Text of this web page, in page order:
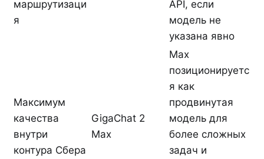
маршрутизаци
я
API, если
модель не
указана явно
Максимум
качества
внутри
контура Сбера
GigaChat 2
Max
Max
позиционируетс
я как
продвинутая
модель для
более сложных
задач и